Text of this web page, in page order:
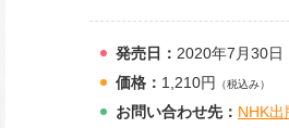
発売日： 2020年7月30日
価格： 1,210円 （税込み）
お問い合わせ先： NHK出